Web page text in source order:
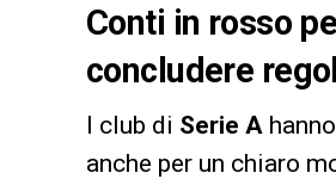
Conti in rosso
concludere
I club di Serie A
anche per un chiaro